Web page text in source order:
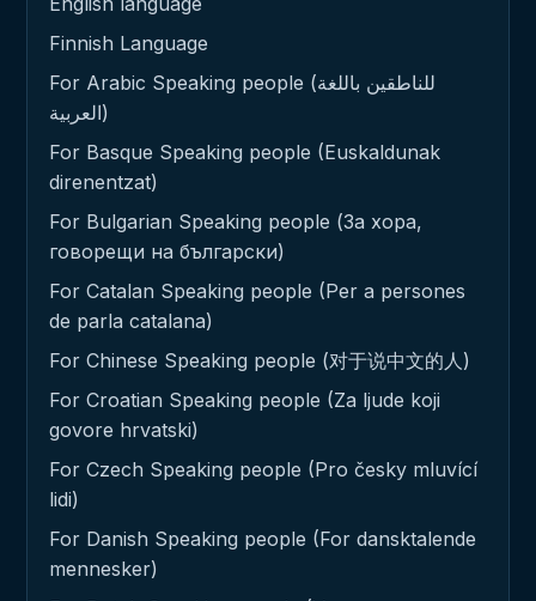
Finnish Language
For Arabic Speaking people (للناطقين باللغة
العربية)
For Basque Speaking people (Euskaldunak
direnentzat)
For Bulgarian Speaking people (За хора,
говорещи на български)
For Catalan Speaking people (Per a persones
de parla catalana)
For Chinese Speaking people (对于说中文的人)
For Croatian Speaking people (Za ljude koji
govore hrvatski)
For Czech Speaking people (Pro česky mluvící
lidi)
For Danish Speaking people (For dansktalende
mennesker)